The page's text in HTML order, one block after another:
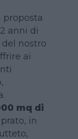
proposta
anni di
nostro
ai
mq di
in